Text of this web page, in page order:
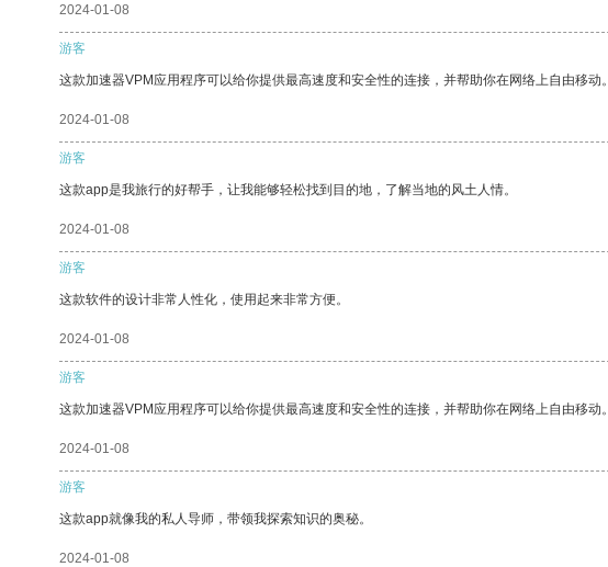
2024-01-08
游客
这款加速器VPM应用程序可以给你提供最高速度和安全性的连接，并帮助你在网络上自由移动。
2024-01-08
游客
这款app是我旅行的好帮手，让我能够轻松找到目的地，了解当地的风土人情。
2024-01-08
游客
这款软件的设计非常人性化，使用起来非常方便。
2024-01-08
游客
这款加速器VPM应用程序可以给你提供最高速度和安全性的连接，并帮助你在网络上自由移动。
2024-01-08
游客
这款app就像我的私人导师，带领我探索知识的奥秘。
2024-01-08